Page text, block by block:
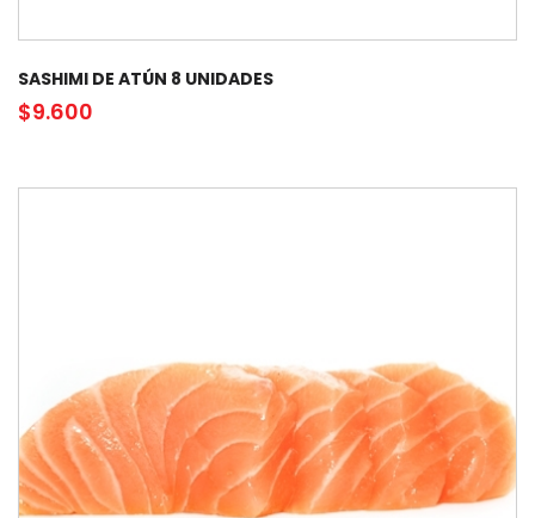
SASHIMI DE ATÚN 8 UNIDADES
$9.600